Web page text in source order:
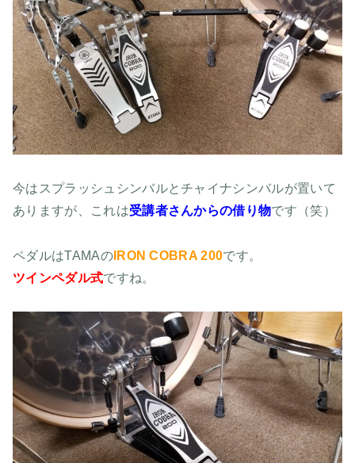
今はスプラッシュシンバルとチャイナシンバルが置いて
ありますが、これは受講者さんからの借り物です（笑）
ペダルはTAMAのIRON COBRA 200です。
ツインペダル式ですね。